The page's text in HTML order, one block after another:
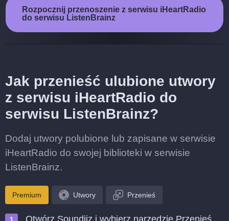
Rozpocznij przenoszenie z serwisu iHeartRadio
do serwisu ListenBrainz
Jak przenieść ulubione utwory
z serwisu iHeartRadio do
serwisu ListenBrainz?
Dodaj utwory polubione lub zapisane w serwisie
iHeartRadio do swojej biblioteki w serwisie
ListenBrainz.
Premium Utwory Przenieś
Otwórz Soundiiz i wybierz narzędzie Przenieś